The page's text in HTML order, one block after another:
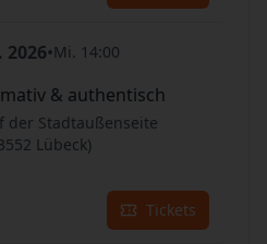
2026•Mi. 14:00
& authentisch
der Stadtaußenseite
Lübeck)
Tickets